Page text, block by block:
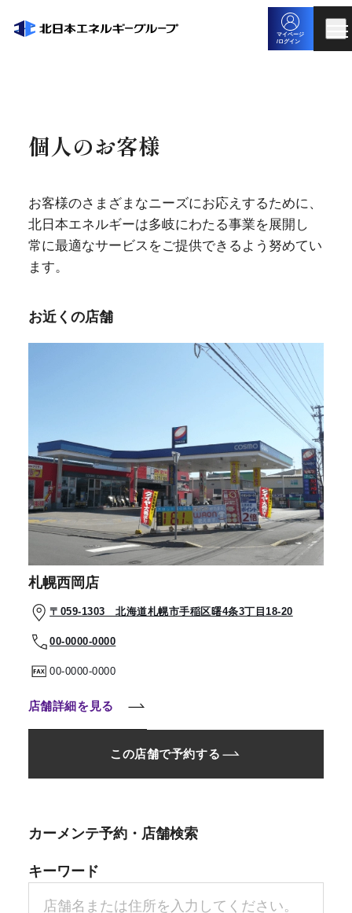
マイページ
/ログイン
個人のお客様
お客様のさまざまなニーズにお応えするために、
北日本エネルギーは多岐にわたる事業を展開し
常に最適なサービスをご提供できるよう努めてい
ます。
お近くの店舗
札幌西岡店
〒059-1303 北海道札幌市手稲区曙4条3丁目18-20
00-0000-0000
00-0000-0000
店舗詳細を見る
この店舗で予約する
カーメンテ予約・店舗検索
キーワード